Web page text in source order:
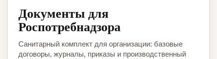
Документы для
Роспотребнадзора
Санитарный комплект для организации: базовые
договоры, журналы, приказы и производственный